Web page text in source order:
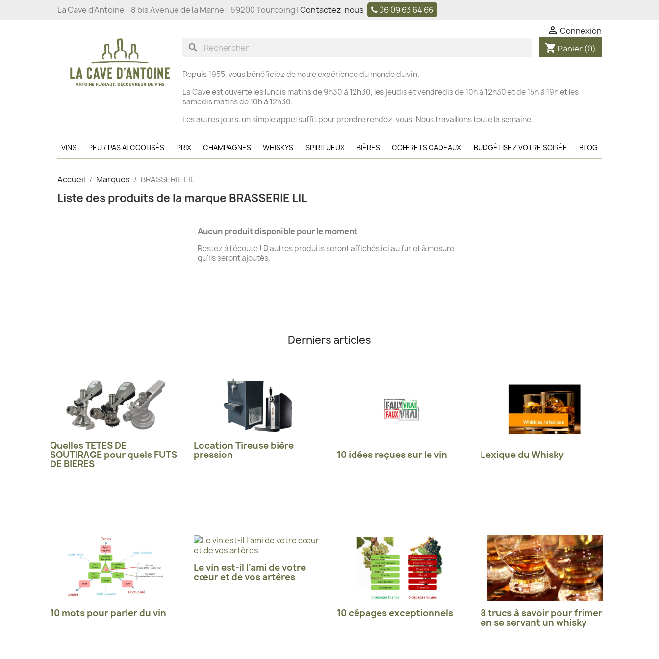
La Cave d'Antoine - 8 bis Avenue de la Marne - 59200 Tourcoing |Contactez-nous 06 09 63 64 66
 Connexion
search shopping_cart Panier (0)
Depuis 1955, vous bénéficiez de notre expérience du monde du vin.
La Cave est ouverte leslundis matins de 9h30 à 12h30, les jeudis et vendredis de 10h à 12h30 et de 15h à 19h et les
samedis matins de 10h à 12h30.
Les autres jours, un simple appel suffit pour prendre rendez-vous. Nous travaillons toute la semaine.
VINS PEU / PAS ALCOOLISÉS PRIX CHAMPAGNES WHISKYS SPIRITUEUX BIÈRES COFFRETS CADEAUX BUDGÉTISEZ VOTRE SOIRÉE BLOG
Accueil Marques BRASSERIE LIL
Liste des produits de la marque BRASSERIE LIL
Aucun produit disponible pour le moment
Restez à l'écoute ! D'autres produits seront affichés ici au fur et à mesure
qu'ils seront ajoutés.
Derniers articles
Quelles TETES DE
SOUTIRAGE pour quels FUTS
DE BIERES
Location Tireuse bière
pression 10 idées reçues sur le vin Lexique du Whisky
10 mots pour parler du vin
Le vin est-il l'ami de votre
cœur et de vos artères
10 cépages exceptionnels 8 trucs à savoir pour frimer
en se servant un whisky